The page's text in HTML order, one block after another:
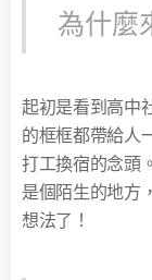
為什麼
起初是看到高中
的框框都帶給人
打工換宿的念頭
是個陌生的地方
想法了！